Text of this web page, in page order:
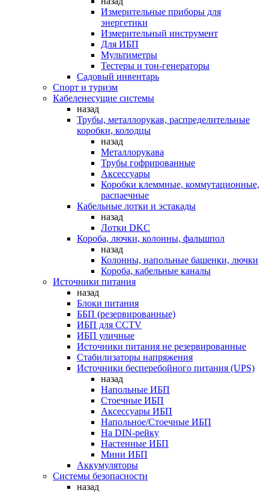
Измерительные приборы для
энергетики
Измерительный инструмент
Для ИБП
Мультиметры
Тестеры и тон-генераторы
Садовый инвентарь
Спорт и туризм
Кабеленесущие системы
назад
Трубы, металлорукав, распределительные
коробки, колодцы
назад
Металлорукава
Трубы гофрированные
Аксессуары
Коробки клеммные, коммутационные,
распаечные
Кабельные лотки и эстакады
назад
Лотки DKC
Короба, лючки, колонны, фальшпол
назад
Колонны, напольные башенки, лючки
Короба, кабельные каналы
Источники питания
назад
Блоки питания
ББП (резервированные)
ИБП для CCTV
ИБП уличные
Источники питания не резервированные
Стабилизаторы напряжения
Источники бесперебойного питания (UPS)
назад
Напольные ИБП
Стоечные ИБП
Аксессуары ИБП
Напольное/Стоечные ИБП
На DIN-рейку
Настенные ИБП
Мини ИБП
Аккумуляторы
Системы безопасности
назад